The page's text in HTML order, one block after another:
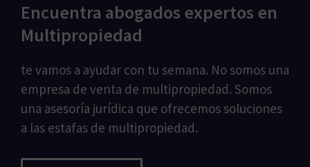
Encuentra abogados expertos en
Multipropiedad
te vamos a ayudar con tu semana. No somos una
empresa de venta de multipropiedad. Somos
una asesoría jurídica que ofrecemos soluciones
a las estafas de multipropiedad.